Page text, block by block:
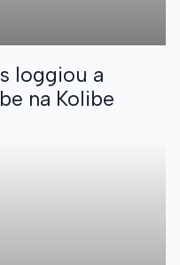
loggiou a
na Kolibe